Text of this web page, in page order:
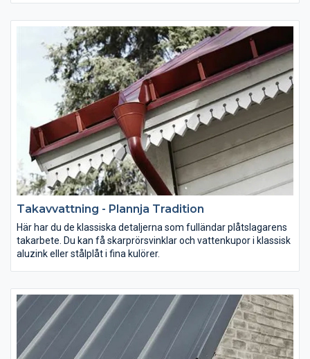
Takavvattning - Plannja Tradition
Här har du de klassiska detaljerna som fulländar plåtslagarens
takarbete. Du kan få skarprörsvinklar och vattenkupor i klassisk
aluzink eller stålplåt i fina kulörer.